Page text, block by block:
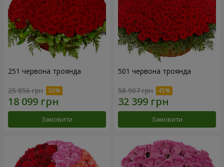
251 червона троянда
25 856 грн
Замовити
501 червона троянда
58 907 грн
Замовити